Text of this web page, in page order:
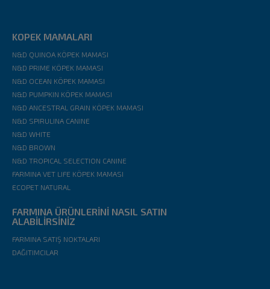
KOPEK MAMALARI
N&D QUINOA KÖPEK MAMASI
N&D PRIME KÖPEK MAMASI
N&D OCEAN KÖPEK MAMASI
N&D PUMPKIN KÖPEK MAMASI
N&D ANCESTRAL GRAIN KÖPEK MAMASI
N&D SPIRULINA CANINE
N&D WHITE
N&D BROWN
N&D TROPICAL SELECTION CANINE
FARMINA VET LIFE KÖPEK MAMASI
ECOPET NATURAL
FARMINA ÜRÜNLERİNİ NASIL SATIN
ALABİLİRSİNİZ
FARMINA SATIŞ NOKTALARI
DAĞITIMCILAR